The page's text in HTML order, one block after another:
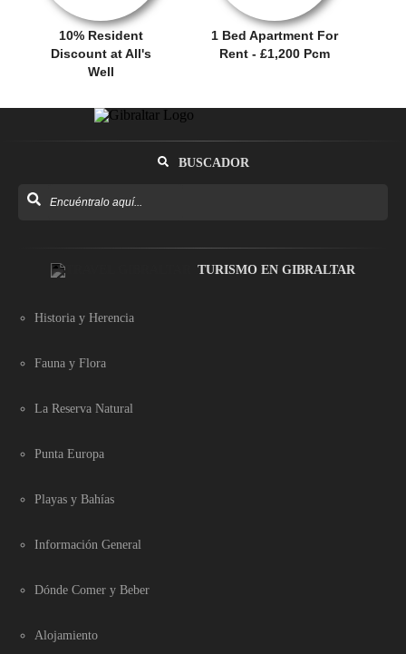
10% Resident
Discount at All's
Well
1 Bed Apartment For
Rent - £1,200 Pcm
BUSCADOR
TURISMO EN GIBRALTAR
Historia y Herencia
Fauna y Flora
La Reserva Natural
Punta Europa
Playas y Bahías
Información General
Dónde Comer y Beber
Alojamiento